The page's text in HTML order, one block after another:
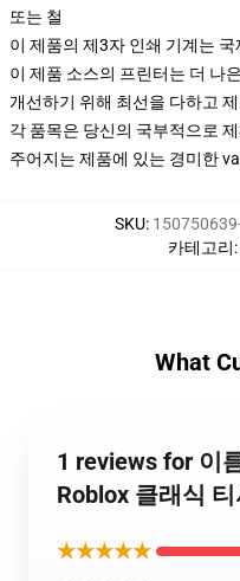
또는 철
이 제품의 제3자 인쇄 기계는
이 제품 소스의 프린터는 더 나
개선하기 위해 최선을 다하고
각 품목은 당신의 국부적으로
주어지는 제품에 있는 경미한
SKU:
카테고리:
What
1 reviews for 이
Roblox 클래식
★★★★★